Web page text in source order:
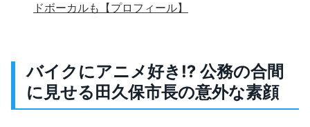
ドボーカルも【プロフィール】
バイクにアニメ好き⁉︎ 公務の合間
に見せる田久保市長の意外な素顔